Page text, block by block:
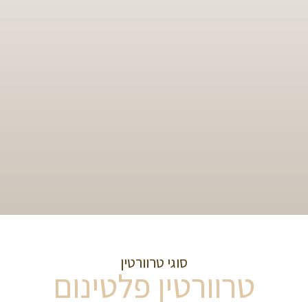
סוגי טרוורטין
טרוורטין פלטינום